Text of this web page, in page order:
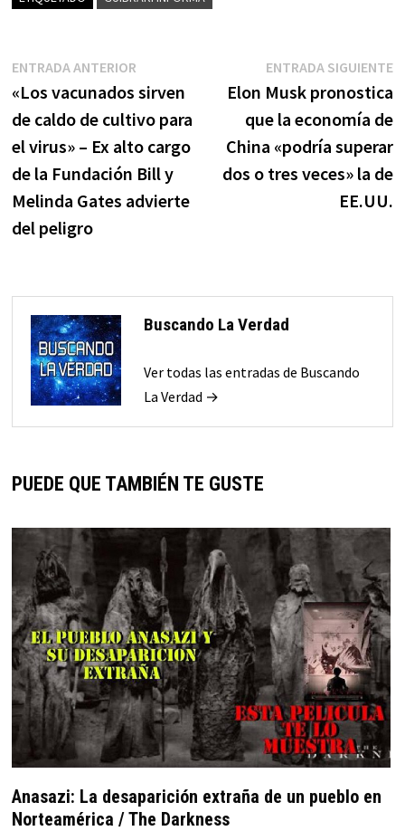
Navegación
de
entradas
ENTRADA ANTERIOREntrada
anterior:
«Los vacunados sirven
de caldo de cultivo para
el virus» – Ex alto cargo
de la Fundación Bill y
Melinda Gates advierte
del peligro
ENTRADA SIGUIENTE
Elon Musk pronostica
que la economía de
China «podría superar
dos o tres veces» la de
EE.UU.
Buscando La Verdad
Ver todas las entradas de Buscando
La Verdad →
PUEDE QUE TAMBIÉN TE GUSTE
Anasazi: La desaparición extraña de un pueblo en
Norteamérica / The Darkness